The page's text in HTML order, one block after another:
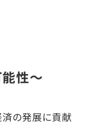
性～
の発展に貢献